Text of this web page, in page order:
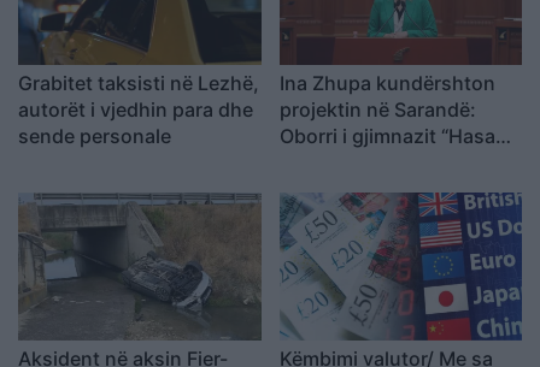
Grabitet taksisti në Lezhë,
autorët i vjedhin para dhe
sende personale
Ina Zhupa kundërshton
projektin në Sarandë:
Oborri i gjimnazit “Hasan
shndërrohet në parking
publik
Aksident në aksin Fier- Këmbimi valutor/ Me sa